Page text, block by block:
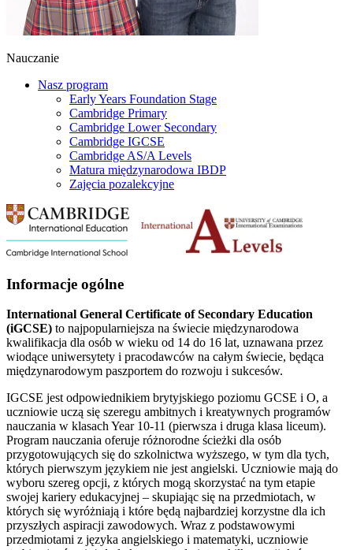
Nauczanie
Nasz program
Early Years Foundation Stage
Cambridge Primary
Cambridge Lower Secondary
Cambridge IGCSE
Cambridge AS/A Levels
Matura międzynarodowa IBDP
Zajęcia pozalekcyjne
Informacje ogólne
International General Certificate of Secondary Education
(iGCSE) to najpopularniejsza na świecie międzynarodowa
kwalifikacja dla osób w wieku od 14 do 16 lat, uznawana przez
wiodące uniwersytety i pracodawców na całym świecie, będąca
międzynarodowym paszportem do rozwoju i sukcesów.
IGCSE jest odpowiednikiem brytyjskiego poziomu GCSE i O, a
uczniowie uczą się szeregu ambitnych i kreatywnych programów
nauczania w klasach Year 10-11 (pierwsza i druga klasa liceum).
Program nauczania oferuje różnorodne ścieżki dla osób
przygotowujących się do szkolnictwa wyższego, w tym dla tych,
których pierwszym językiem nie jest angielski. Uczniowie mają do
wyboru szereg opcji, z których mogą skorzystać na tym etapie
swojej kariery edukacyjnej – skupiając się na przedmiotach, w
których się wyróżniają i które będą najbardziej korzystne dla ich
przyszłych aspiracji zawodowych. Wraz z podstawowymi
przedmiotami z języka angielskiego i matematyki, uczniowie